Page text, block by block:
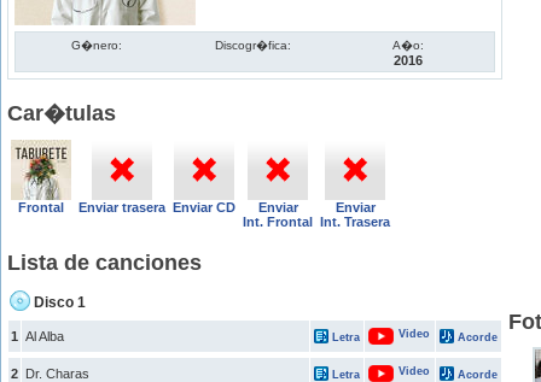
G�nero: Discogr�fica: A�o:
2016
Car�tulas
Frontal Enviar trasera Enviar CD
Enviar
Int. Frontal
Enviar
Int. Trasera
Lista de canciones
Disco 1
1 Al Alba Letra Video Acorde
2 Dr. Charas Letra Video Acorde